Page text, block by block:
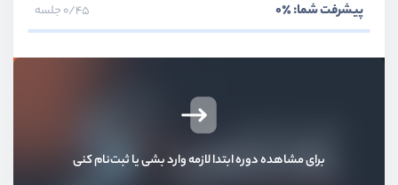
پیشرفت شما:٪0 0/45 جلسه
برای مشاهده دوره ابتدا لازمه وارد بشی یا ثبت‌نام کنی